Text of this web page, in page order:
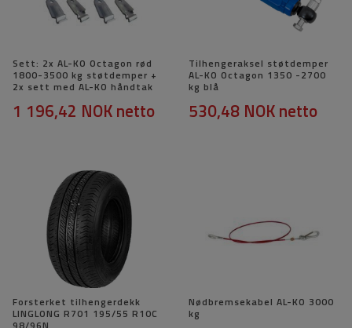
Sett: 2x AL-KO Octagon rød
1800-3500 kg støtdemper +
2x sett med AL-KO håndtak
1 196,42 NOKnetto
Tilhengeraksel støtdemper
AL-KO Octagon 1350 -2700
kg blå
530,48 NOKnetto
Forsterket tilhengerdekk
LINGLONG R701 195/55 R10C
98/96N
Nødbremsekabel AL-KO 3000
kg